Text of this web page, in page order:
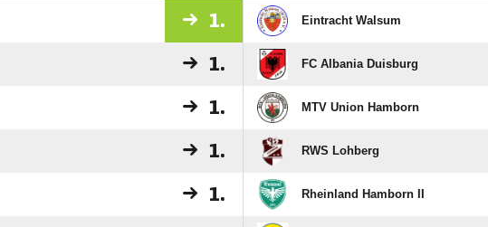
1. Eintracht Walsum
1. FC Albania Duisburg
1. MTV Union Hamborn
1. RWS Lohberg
1. Rheinland Hamborn II